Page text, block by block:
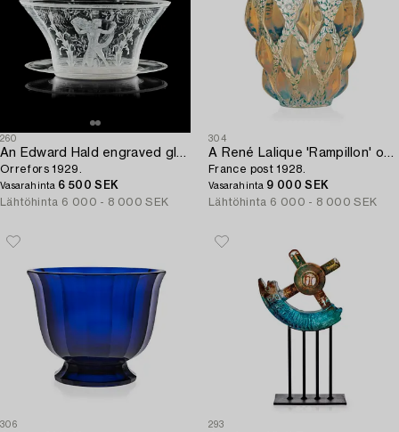
260
An Edward Hald engraved glass bowl with stand,
Orrefors 1929.
Vasarahinta 6 500 SEK
Lähtöhinta 6 000 - 8 000 SEK
304
A René Lalique 'Rampillon' opalescent vase,
France post 1928.
Vasarahinta 9 000 SEK
Lähtöhinta 6 000 - 8 000 SEK
306 293